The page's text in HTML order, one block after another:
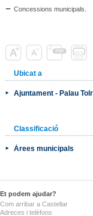
Concessions municipals.
Ubicat a
Ajuntament - Palau
Classificació
Àrees municipals
Et podem ajudar?
Com arribar a Castellar
Adreces i telèfons